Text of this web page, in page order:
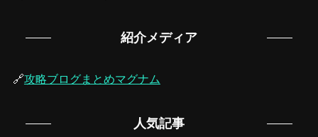
紹介メディア
🔗攻略ブログまとめマグナム
人気記事